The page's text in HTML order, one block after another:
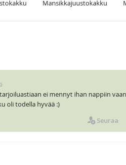
Mansikkajuustokakku
ei mennyt ihan nappiin
oli todella hyvää :)
Seuraa